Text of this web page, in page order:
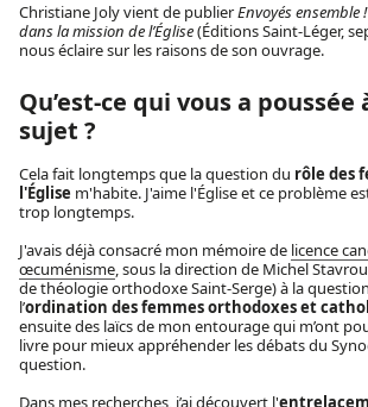
Christiane Joly vient de publierEnvoyés ensemble
dans la mission de l’Église(Éditions Saint-Léger,
nous éclaire sur les raisons de son ouvrage.
Qu’est-ce qui vous a poussée
sujet ?
Cela fait longtemps que la question du rôle des
l'Église m'habite. J'aime l'Église et ce problème
trop longtemps.
J'avais déjà consacré mon mémoire de licence
œcuménisme, sous la direction de Michel
de théologie orthodoxe Saint-Serge) à la
l’ordination des femmes orthodoxes et
ensuite des laïcs de mon entourage qui m’ont
livre pour mieux appréhender les débats du
question.
Dans mes recherches, j’ai découvert l'